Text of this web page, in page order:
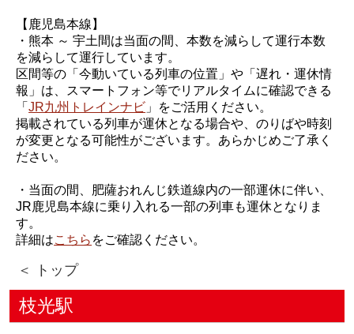
【鹿児島本線】
・熊本 ～ 宇土間は当面の間、本数を減らして運行本数
を減らして運行しています。
区間等の「今動いている列車の位置」や「遅れ・運休情
報」は、スマートフォン等でリアルタイムに確認できる
「JR九州トレインナビ 」をご活用ください。
掲載されている列車が運休となる場合や、のりばや時刻
が変更となる可能性がございます。あらかじめご了承く
ださい。
・当面の間、肥薩おれんじ鉄道線内の一部運休に伴い、
JR鹿児島本線に乗り入れる一部の列車も運休となりま
す。
詳細はこちら をご確認ください。
＜ トップ
枝光駅